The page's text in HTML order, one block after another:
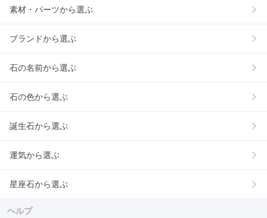
素材・パーツから選ぶ
ブランドから選ぶ
石の名前から選ぶ
石の色から選ぶ
誕生石から選ぶ
運気から選ぶ
星座石から選ぶ
ヘルプ